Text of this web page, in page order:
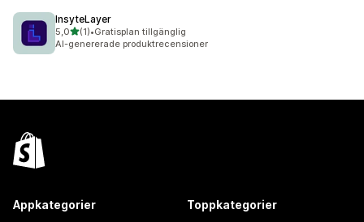
InsyteLayer
5,0av 5 stjärnor
(1)
1 recensioner totalt
•Gratisplan tillgänglig
AI-genererade produktrecensioner
Appkategorier Toppkategorier